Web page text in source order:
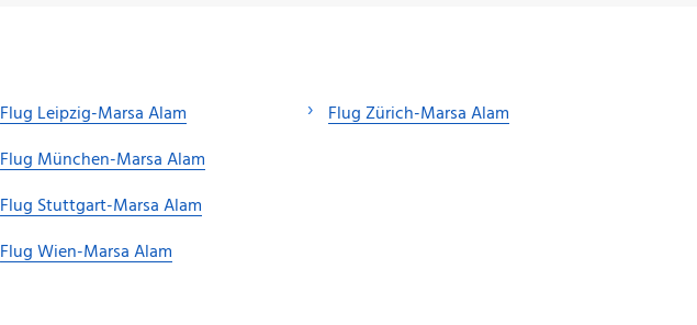
Flug Leipzig-Marsa Alam
Flug München-Marsa Alam
Flug Stuttgart-Marsa Alam
Flug Wien-Marsa Alam
Flug Zürich-Marsa Alam